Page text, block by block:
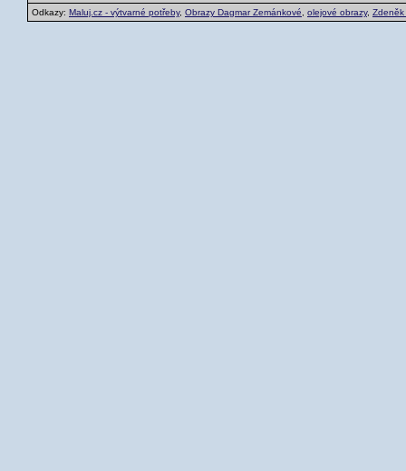
Odkazy: Maluj.cz - výtvarné potřeby, Obrazy Dagmar Zemánkové olejové obrazy, Zdeněk